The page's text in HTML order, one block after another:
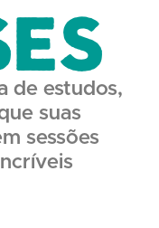
de estudos,
suas
sessões